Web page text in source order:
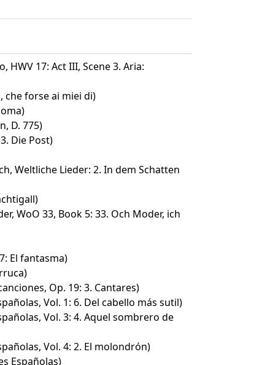
HWV 17: Act III, Scene 3. Aria:
che forse ai miei di)
D. 775)
Die Post)
Weltliche Lieder: 2. In dem Schatten
WoO 33, Book 5: 33. Och Moder, ich
El fantasma)
Op. 19: 3. Cantares)
Vol. 1: 6. Del cabello más sutil)
Vol. 3: 4. Aquel sombrero de
Vol. 4: 2. El molondrón)
Españolas)